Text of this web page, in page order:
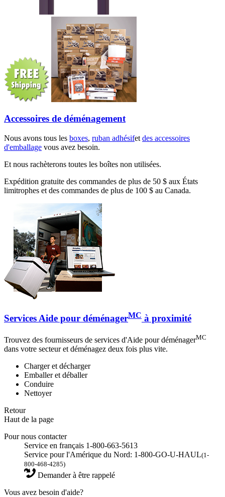
Accessoires de déménagement
Nous avons tous les boxes, ruban adhésifet des accessoires
d'emballage vous avez besoin.
Et nous rachèterons toutes les boîtes non utilisées.
Expédition gratuite des commandes de plus de 50 $ aux États
limitrophes et des commandes de plus de 100 $ au Canada.
Services Aide pour déménagerMC à proximité
Trouvez des fournisseurs de services d'Aide pour déménagerMC
dans votre secteur et déménagez deux fois plus vite.
Charger et décharger
Emballer et déballer
Conduire
Nettoyer
Retour
Haut de la page
Pour nous contacter
Service en français 1-800-663-5613
Service pour l'Amérique du Nord: 1-800-GO-U-HAUL(1-
800-468-4285)
Demander à être rappelé
Vous avez besoin d'aide?